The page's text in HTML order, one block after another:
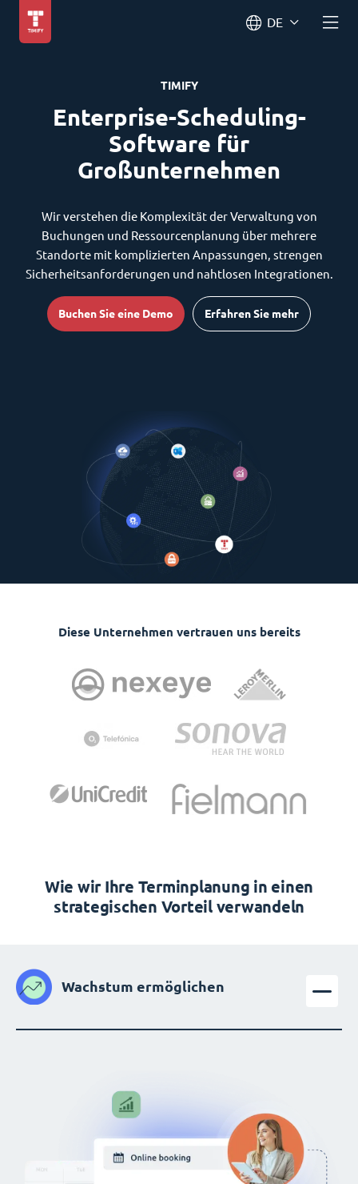
DE
TIMIFY
Enterprise-Scheduling-
Software für
Großunternehmen
Wir verstehen die Komplexität der Verwaltung von
Buchungen und Ressourcenplanung über mehrere
Standorte mit komplizierten Anpassungen, strengen
Sicherheitsanforderungen und nahtlosen Integrationen.
Buchen Sie eine Demo Erfahren Sie mehr
Diese Unternehmen vertrauen uns bereits
Wie wir Ihre Terminplanung in einen
strategischen Vorteil verwandeln
Wachstum ermöglichen